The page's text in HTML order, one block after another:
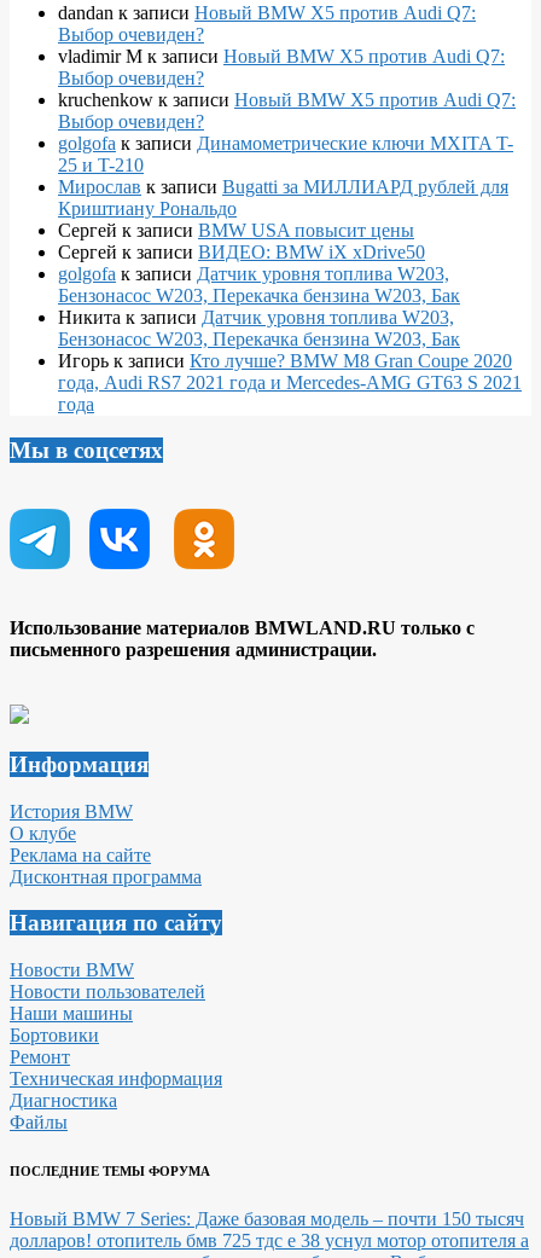
dandan к записи Новый BMW X5 против Audi Q7:
Выбор очевиден?
vladimir M к записи Новый BMW X5 против Audi Q7:
Выбор очевиден?
kruchenkow к записи Новый BMW X5 против Audi Q7:
Выбор очевиден?
golgofa к записи Динамометрические ключи MXITA T-
25 и T-210
Мирослав к записи Bugatti за МИЛЛИАРД рублей для
Криштиану Рональдо
Сергей к записи BMW USA повысит цены
Сергей к записи ВИДЕО: BMW iX xDrive50
golgofa к записи Датчик уровня топлива W203,
Бензонасос W203, Перекачка бензина W203, Бак
Никита к записи Датчик уровня топлива W203,
Бензонасос W203, Перекачка бензина W203, Бак
Игорь к записи Кто лучше? BMW M8 Gran Coupe 2020
года, Audi RS7 2021 года и Mercedes-AMG GT63 S 2021
года
Мы в соцсетях
Использование материалов BMWLAND.RU только с
письменного разрешения администрации.
Информация
История BMW
О клубе
Реклама на сайте
Дисконтная программа
Навигация по сайту
Новости BMW
Новости пользователей
Наши машины
Бортовики
Ремонт
Техническая информация
Диагностика
Файлы
ПОСЛЕДНИЕ ТЕМЫ ФОРУМА
Новый BMW 7 Series: Даже базовая модель – почти 150 тысяч
долларов! отопитель бмв 725 тдс е 38 уснул мотор отопителя а